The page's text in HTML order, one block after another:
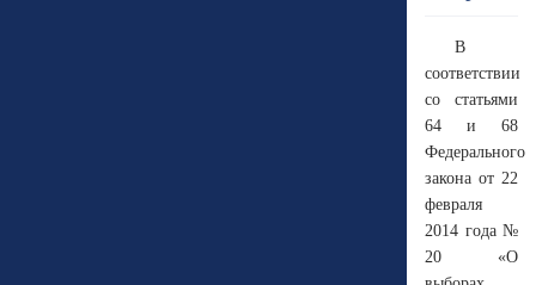
В
соответствии
со статьями
64 и 68
Федерального
закона от 22
февраля
2014 года №
20 «О